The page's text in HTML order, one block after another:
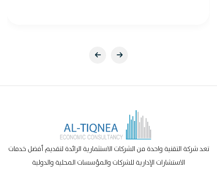
تعد شركة التقنية واحدة من الشركات الاستثمارية الرائدة لتقديم أفضل خدمات
الاستشارات الإدارية للشركات والمؤسسات المحلية والدولية